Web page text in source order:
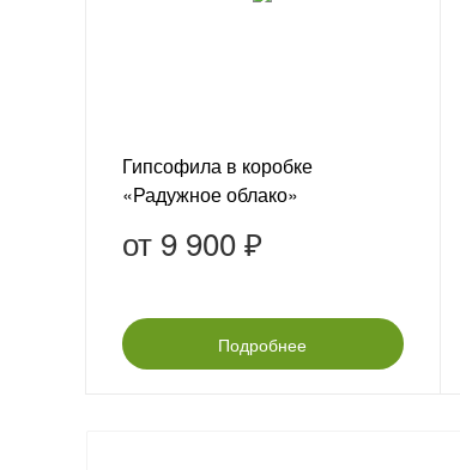
Гипсофила в коробке
«Радужное облако»
от 9 900 ₽
Подробнее